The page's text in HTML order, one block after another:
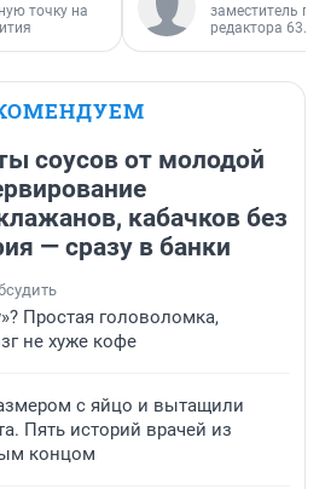
точку на
заместитель
редактора 63.RU
соусов от молодой
кабачков без
— сразу в банки
Простая головоломка,
не хуже кофе
с яйцо и вытащили
Пять историй врачей из
концом